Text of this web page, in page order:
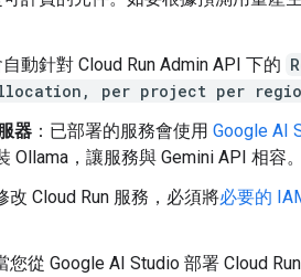
動針對 Cloud Run Admin API 下的
per project per
器 ：已部署的服務會使用 Google AI
Ollama，讓服務與 Gemini API 相容。
改 Cloud Run 服務，必須將必要的
您從 Google AI Studio 部署 Cloud